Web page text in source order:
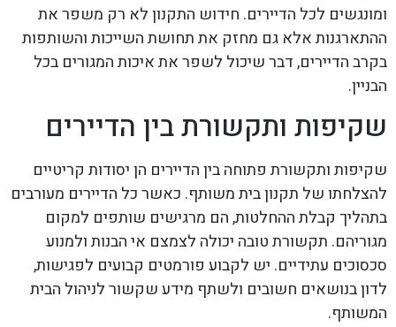
ומונגשים לכל הדיירים. חידוש התקנון לא רק משפר את
ההתארגנות אלא גם מחזק את תחושת השייכות והשותפות
בקרב הדיירים, דבר שיכול לשפר את איכות המגורים בכל
הבניין.
שקיפות ותקשורת בין הדיירים
שקיפות ותקשורת פתוחה בין הדיירים הן יסודות קריטיים
להצלחתו של תקנון בית משותף. כאשר כל הדיירים מעורבים
בתהליך קבלת ההחלטות, הם מרגישים שותפים למקום
מגוריהם. תקשורת טובה יכולה לצמצם אי הבנות ולמנוע
סכסוכים עתידיים. יש לקבוע פורמטים קבועים לפגישות,
לדון בנושאים חשובים ולשתף מידע שקשור לניהול הבית
המשותף.